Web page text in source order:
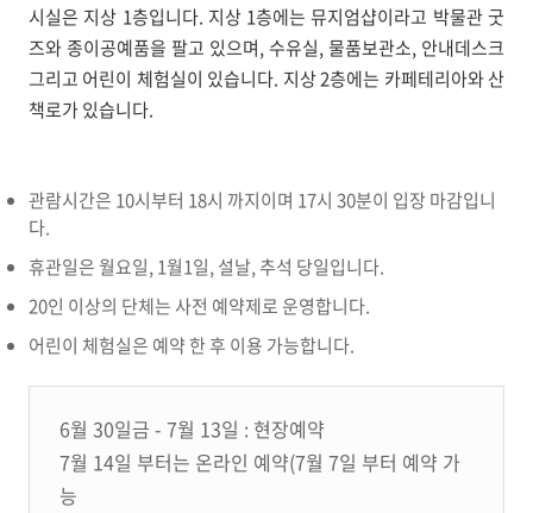
시실은 지상 1층입니다. 지상 1층에는 뮤지엄샵이라고 박물관 굿
즈와 종이공예품을 팔고 있으며, 수유실, 물품보관소, 안내데스크
그리고 어린이 체험실이 있습니다. 지상 2층에는 카페테리아와 산
책로가 있습니다.
관람시간은 10시부터 18시 까지이며 17시 30분이 입장 마감입니
다.
휴관일은 월요일, 1월1일, 설날, 추석 당일입니다.
20인 이상의 단체는 사전 예약제로 운영합니다.
어린이 체험실은 예약 한 후 이용 가능합니다.
6월 30일금 - 7월 13일 : 현장예약
7월 14일 부터는 온라인 예약(7월 7일 부터 예약 가
능